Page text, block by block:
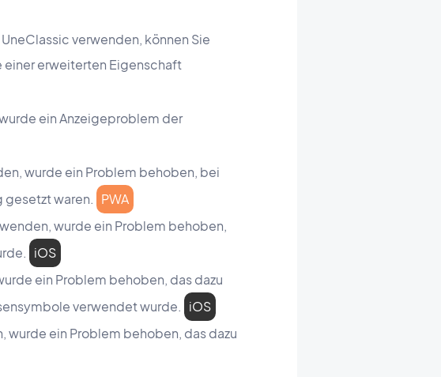
verwenden, können Sie
erweiterten Eigenschaft
ein Anzeigeproblem der
wurde ein Problem behoben, bei
gesetzt waren. PWA
wurde ein Problem behoben,
iOS
ein Problem behoben, das dazu
verwendet wurde. iOS
ein Problem behoben, das dazu